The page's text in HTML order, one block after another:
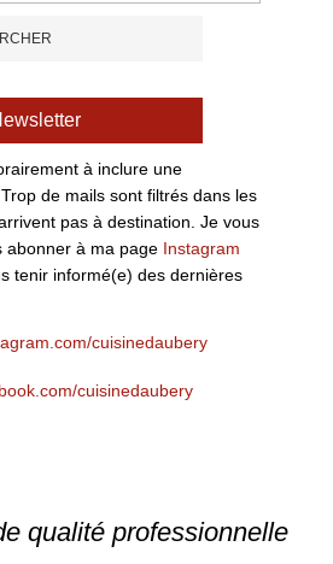
à inclure une
de mails sont filtrés dans les
pas à destination. Je vous
abonner à ma page Instagram
tenir informé(e) des dernières
cuisinedaubery
cuisinedaubery
qualité professionnelle